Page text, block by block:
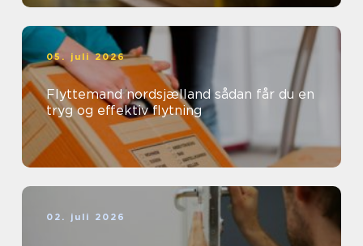
05. juli 2026
Flyttemand nordsjælland sådan får du en
tryg og effektiv flytning
02. juli 2026